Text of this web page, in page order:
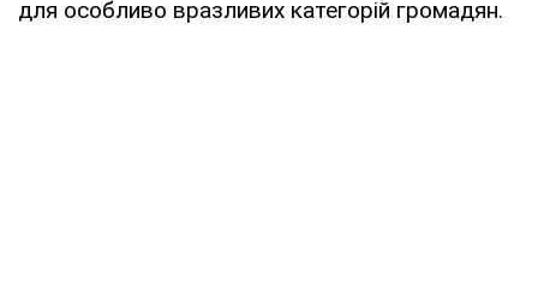
для особливо вразливих категорій громадян.